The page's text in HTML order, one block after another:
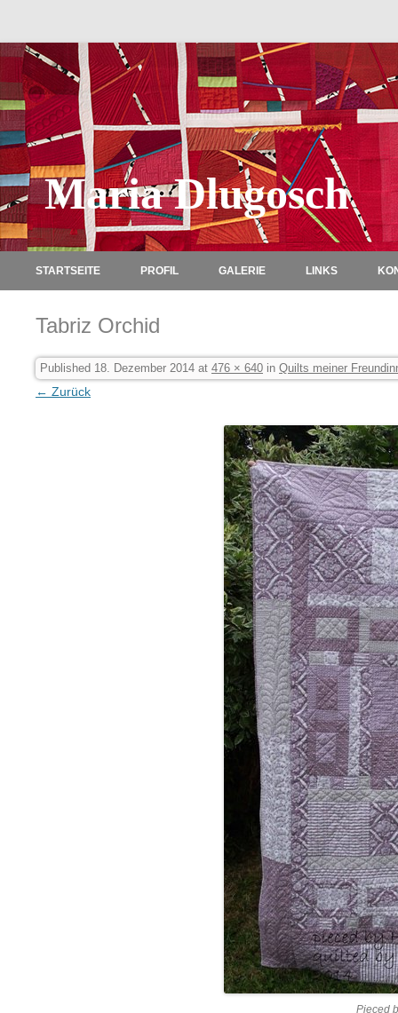
Maria Dlugosch
STARTSEITE PROFIL GALERIE LINKS
Tabriz Orchid
Published 18. Dezember 2014 at 476 × 640 in Quilts meiner
← Zurück
Pieced